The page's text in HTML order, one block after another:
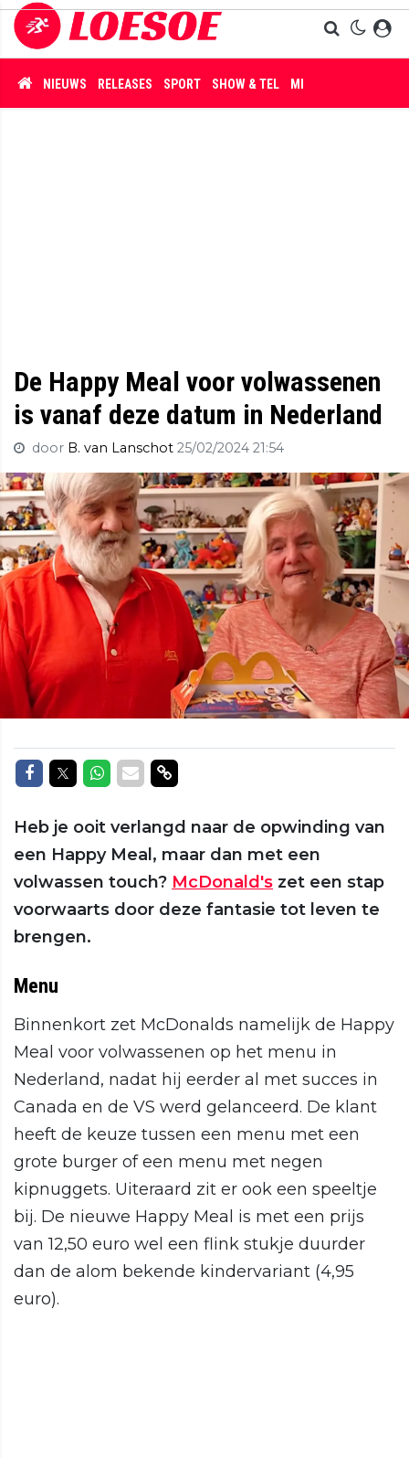
NIEUWS RELEASES SPORT SHOW & TEL MISDAAD
De Happy Meal voor volwassenen
is vanaf deze datum in Nederland
door B. van Lanschot 25/02/2024 21:54
Delen op Facebook
Delen op Twitter
Delen op Whatsapp
Delen via Mail
Delen via link
Heb je ooit verlangd naar de opwinding van
een Happy Meal, maar dan met een
volwassen touch? McDonald's zet een stap
voorwaarts door deze fantasie tot leven te
brengen.
Menu
Binnenkort zet McDonalds namelijk de Happy
Meal voor volwassenen op het menu in
Nederland, nadat hij eerder al met succes in
Canada en de VS werd gelanceerd. De klant
heeft de keuze tussen een menu met een
grote burger of een menu met negen
kipnuggets. Uiteraard zit er ook een speeltje
bij. De nieuwe Happy Meal is met een prijs
van 12,50 euro wel een flink stukje duurder
dan de alom bekende kindervariant (4,95
euro).